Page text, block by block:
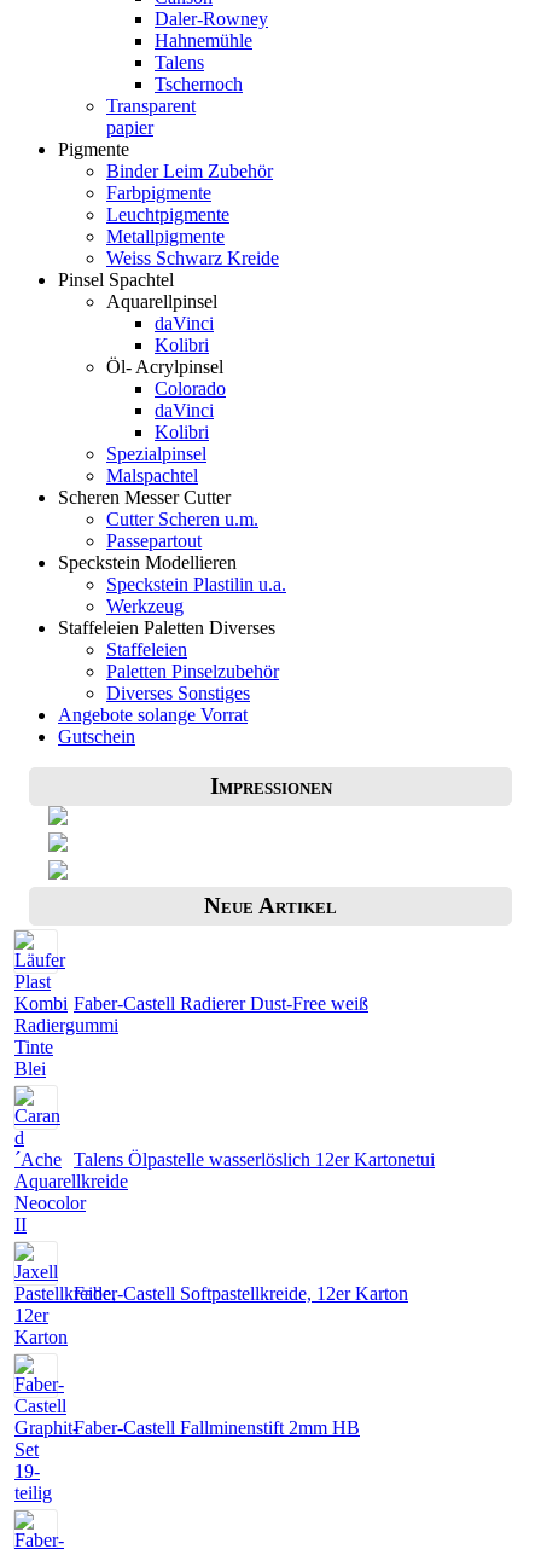
Daler-Rowney
Hahnemühle
Talens
Tschernoch
Transparent
papier
Pigmente
Binder Leim Zubehör
Farbpigmente
Leuchtpigmente
Metallpigmente
Weiss Schwarz Kreide
Pinsel Spachtel
Aquarellpinsel
daVinci
Kolibri
Öl- Acrylpinsel
Colorado
daVinci
Kolibri
Spezialpinsel
Malspachtel
Scheren Messer Cutter
Cutter Scheren u.m.
Passepartout
Speckstein Modellieren
Speckstein Plastilin u.a.
Werkzeug
Staffeleien Paletten Diverses
Staffeleien
Paletten Pinselzubehör
Diverses Sonstiges
Angebote solange Vorrat
Gutschein
Impressionen
Neue Artikel
Faber-Castell Radierer Dust-Free weiß
Talens Ölpastelle wasserlöslich 12er Kartonetui
Faber-Castell Softpastellkreide, 12er Karton
Faber-Castell Fallminenstift 2mm HB